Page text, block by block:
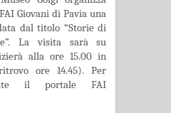
Giovani di Pavia una
dal titolo “Storie di
La visita sarà su
alla ore 15.00 in
ore 14.45). Per
il portale FAI